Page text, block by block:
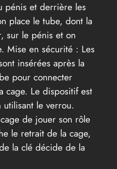
pénis et derrière les
place le tube, dont la
sur le pénis et on
Mise en sécurité : Les
insérées après la
pour connecter
cage. Le dispositif est
le verrou.
de jouer son rôle
le retrait de la cage,
la clé décide de la